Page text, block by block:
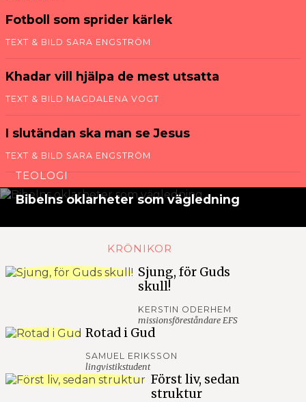
Fotboll som sprider kärlek
TEXT & BILD SARA ENGSTRÖM
Khadar vill hjälpa de mest utsatta
TEXT & BILD MAGDALENA VOGT
I slut­ändan ska man se Jesus
TEXT & BILD SARA ENGSTRÖM
TEOLOGI
Bibelns oklarheter som vägledning
KRÖNIKOR
Sjung, för Guds
skull!
KERSTIN ODERHEM
missionsföreståndare EFS
Rotad i Gud
SAMUEL ERIKSSON
lingvistikstudent
Först liv, sedan
struktur